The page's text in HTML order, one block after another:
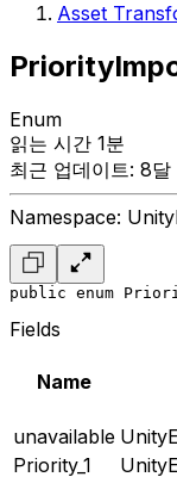
Asset
Enum
읽는 시간 1분
최근 업데이트: 8달
Namespace:
public enum
Fields
Name
unavailable
Priority_1